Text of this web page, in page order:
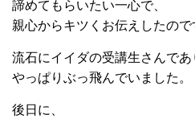
諦めてもらいたい一心で、
親心からキツくお伝えしたので
流石にイイダの受講生さんであ
やっぱりぶっ飛んでいました。
後日に、